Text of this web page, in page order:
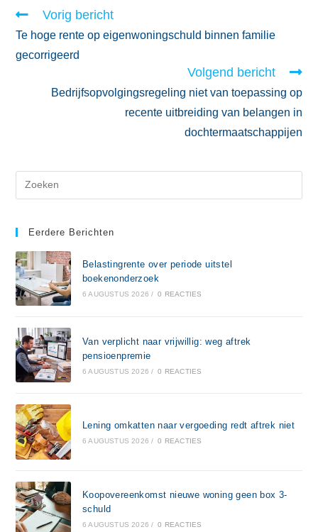
Vorig bericht
Te hoge rente op eigenwoningschuld binnen familie
gecorrigeerd
Volgend bericht
Bedrijfsopvolgingsregeling niet van toepassing op
recente uitbreiding van belangen in
dochtermaatschappijen
Eerdere Berichten
Belastingrente over periode uitstel
boekenonderzoek
6 AUGUSTUS 2026 / 0 REACTIES
Van verplicht naar vrijwillig: weg aftrek
pensioenpremie
6 AUGUSTUS 2026 / 0 REACTIES
Lening omkatten naar vergoeding redt aftrek niet
6 AUGUSTUS 2026 / 0 REACTIES
Koopovereenkomst nieuwe woning geen box 3-
schuld
6 AUGUSTUS 2026 / 0 REACTIES